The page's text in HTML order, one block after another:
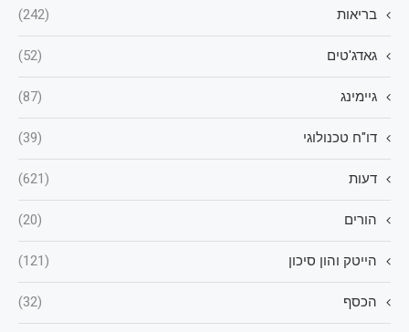
בריאות (242)
גאדג'טים (52)
גיימינג (87)
דו"ח טכנולוגי (39)
דעות (621)
הורים (20)
הייטק והון סיכון (121)
הכסף (32)